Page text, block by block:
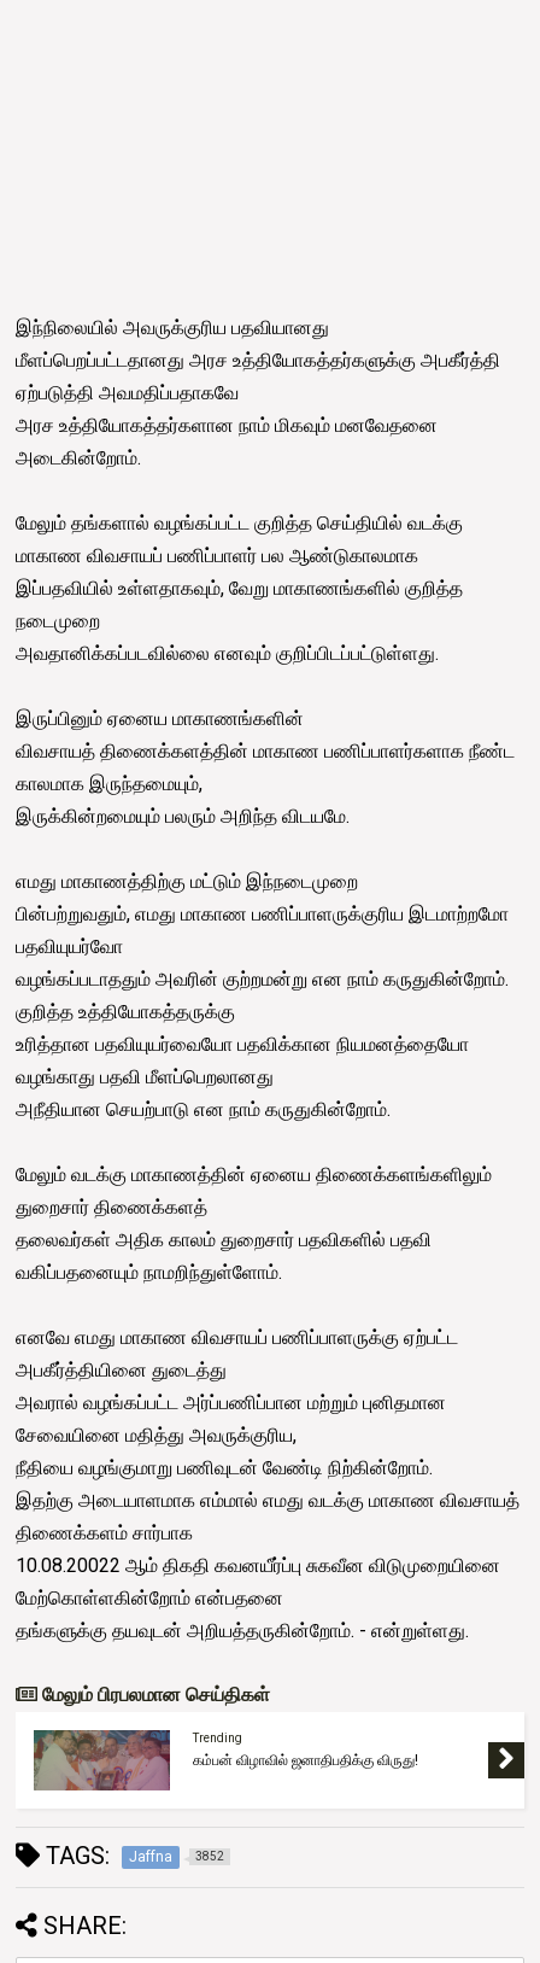
இந்நிலையில் அவருக்குரிய பதவியானது
மீளப்பெறப்பட்டதானது அரச உத்தியோகத்தர்களுக்கு அபகீர்த்தி
ஏற்படுத்தி அவமதிப்பதாகவே
அரச உத்தியோகத்தர்களான நாம் மிகவும் மனவேதனை
அடைகின்றோம்.
மேலும் தங்களால் வழங்கப்பட்ட குறித்த செய்தியில் வடக்கு
மாகாண விவசாயப் பணிப்பாளர் பல ஆண்டுகாலமாக
இப்பதவியில் உள்ளதாகவும், வேறு மாகாணங்களில் குறித்த
நடைமுறை
அவதானிக்கப்படவில்லை எனவும் குறிப்பிடப்பட்டுள்ளது.
இருப்பினும் ஏனைய மாகாணங்களின்
விவசாயத் திணைக்களத்தின் மாகாண பணிப்பாளர்களாக நீண்ட
காலமாக இருந்தமையும்,
இருக்கின்றமையும் பலரும் அறிந்த விடயமே.
எமது மாகாணத்திற்கு மட்டும் இந்நடைமுறை
பின்பற்றுவதும், எமது மாகாண பணிப்பாளருக்குரிய இடமாற்றமோ
பதவியுயர்வோ
வழங்கப்படாததும் அவரின் குற்றமன்று என நாம் கருதுகின்றோம்.
குறித்த உத்தியோகத்தருக்கு
உரித்தான பதவியுயர்வையோ பதவிக்கான நியமனத்தையோ
வழங்காது பதவி மீளப்பெறலானது
அநீதியான செயற்பாடு என நாம் கருதுகின்றோம்.
மேலும் வடக்கு மாகாணத்தின் ஏனைய திணைக்களங்களிலும்
துறைசார் திணைக்களத்
தலைவர்கள் அதிக காலம் துறைசார் பதவிகளில் பதவி
வகிப்பதனையும் நாமறிந்துள்ளோம்.
எனவே எமது மாகாண விவசாயப் பணிப்பாளருக்கு ஏற்பட்ட
அபகீர்த்தியினை துடைத்து
அவரால் வழங்கப்பட்ட அர்ப்பணிப்பான மற்றும் புனிதமான
சேவையினை மதித்து அவருக்குரிய,
நீதியை வழங்குமாறு பணிவுடன் வேண்டி நிற்கின்றோம்.
இதற்கு அடையாளமாக எம்மால் எமது வடக்கு மாகாண விவசாயத்
திணைக்களம் சார்பாக
10.08.20022 ஆம் திகதி கவனயீர்ப்பு சுகவீன விடுமுறையினை
மேற்கொள்ளகின்றோம் என்பதனை
தங்களுக்கு தயவுடன் அறியத்தருகின்றோம். - என்றுள்ளது.
மேலும் பிரபலமான செய்திகள்
Trending
கம்பன் விழாவில் ஜனாதிபதிக்கு விருது!
TAGS: Jaffna 3852
SHARE: